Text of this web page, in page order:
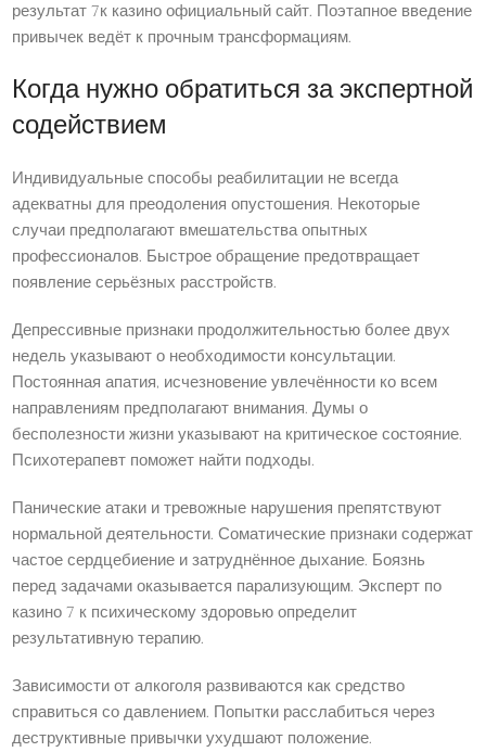
результат 7к казино официальный сайт. Поэтапное введение
привычек ведёт к прочным трансформациям.
Когда нужно обратиться за экспертной
содействием
Индивидуальные способы реабилитации не всегда
адекватны для преодоления опустошения. Некоторые
случаи предполагают вмешательства опытных
профессионалов. Быстрое обращение предотвращает
появление серьёзных расстройств.
Депрессивные признаки продолжительностью более двух
недель указывают о необходимости консультации.
Постоянная апатия, исчезновение увлечённости ко всем
направлениям предполагают внимания. Думы о
бесполезности жизни указывают на критическое состояние.
Психотерапевт поможет найти подходы.
Панические атаки и тревожные нарушения препятствуют
нормальной деятельности. Соматические признаки содержат
частое сердцебиение и затруднённое дыхание. Боязнь
перед задачами оказывается парализующим. Эксперт по
казино 7 к психическому здоровью определит
результативную терапию.
Зависимости от алкоголя развиваются как средство
справиться со давлением. Попытки расслабиться через
деструктивные привычки ухудшают положение.